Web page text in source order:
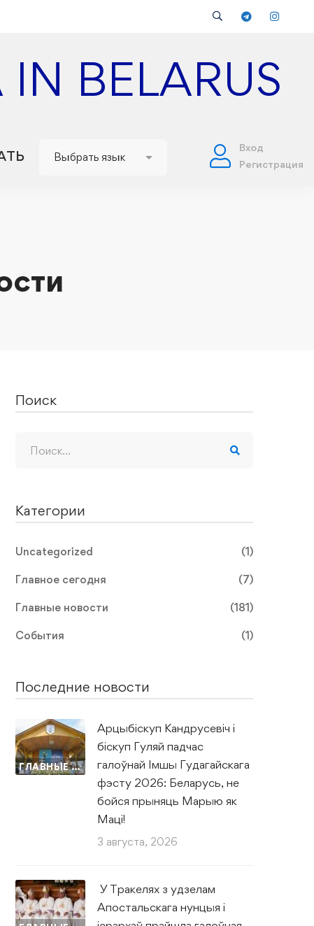
BELARUS
Вход
Регистрация
Поиск
Категории
Uncategorized (1)
Главное сегодня (7)
Главные новости (181)
События (1)
Последние новости
ГЛАВНЫЕ НОВОСТИ
Арцыбіскуп Кандрусевіч і
біскуп Гуляй падчас
галоўнай Імшы Гудагайскага
фэсту 2026: Беларусь, не
бойся прыняць Марыю як
Маці!
3 августа, 2026
У Тракелях з удзелам
Апостальскага нунцыя і